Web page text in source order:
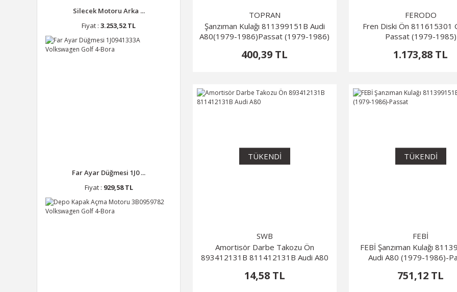
Silecek Motoru Arka ...
Fiyat : 3.253,52 TL
Far Ayar Düğmesi 1J0 ...
Fiyat : 929,58 TL
TOPRAN
Şanzıman Kulağı 811399151B Audi
A80(1979-1986)Passat (1979-1986)
400,39 TL
FERODO
Fren Diski Ön 811615301
Passat (1979-1985)
1.173,88 TL
TÜKENDİ
SWB
Amortisör Darbe Takozu Ön
893412131B 811412131B Audi A80
14,58 TL
TÜKENDİ
FEBİ
FEBİ Şanzıman Kulağı
Audi A80 (1979-1986)-
751,12 TL